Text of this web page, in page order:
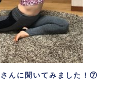
んに聞いてみました！⑦